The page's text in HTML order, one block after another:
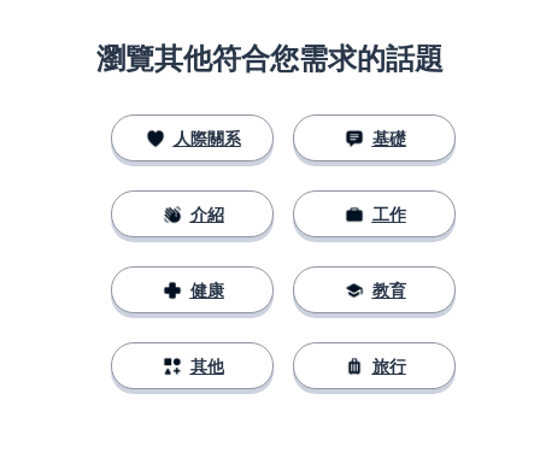
瀏覽其他符合您需求的話題
人際關系
介紹
健康
其他
基礎
工作
教育
旅行